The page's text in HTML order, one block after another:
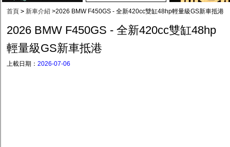
首頁 > 新車介紹 >2026 BMW F450GS - 全新420cc雙缸48hp輕量級GS新車抵港
2026 BMW F450GS - 全新420cc雙缸48hp
輕量級GS新車抵港
上載日期： 2026-07-06